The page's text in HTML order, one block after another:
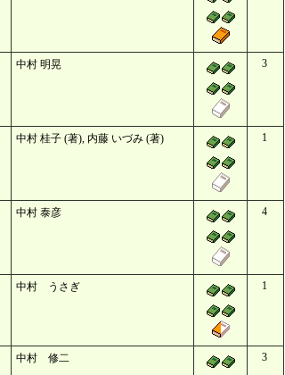
中村 明晃 3
中村 桂子 (著), 内藤 いづみ (著) 1
中村 泰彦 4
中村 うさぎ 1
中村 修二 3